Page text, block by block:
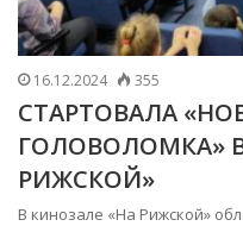
16.12.2024 355
СТАРТОВАЛА
ГОЛОВОЛОМКА»
РИЖСКОЙ»
В кинозале «На Рижской»